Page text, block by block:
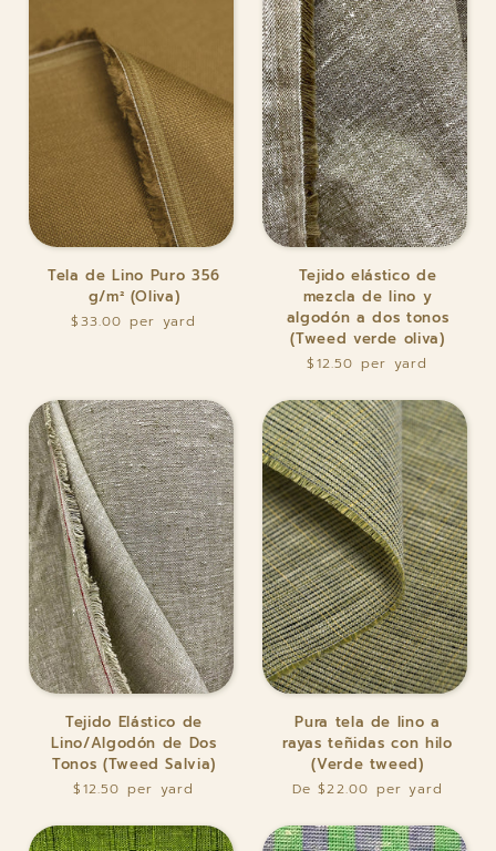
Tela
de
Tela de Lino Puro 356
g/m² (Oliva)
$33.00
Tejido
elástico
mezcla
algodón
a
dos
tonos
(Tweed
verde
oliva)
Tejido elástico de
mezcla de lino y
algodón a dos tonos
(Tweed verde oliva)
$12.50
Tejido
Elástico
de
Lino/Algodón
Tonos
Tejido Elástico de
Lino/Algodón de Dos
Tonos (Tweed Salvia)
$12.50
Pura
tela
de
teñidas
Pura tela de lino a
rayas teñidas con hilo
(Verde tweed)
De $22.00